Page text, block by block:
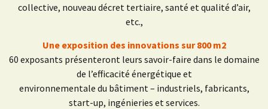
collective, nouveau décret tertiaire, santé et qualité d’air,
etc.,
Une exposition des innovations sur 800 m2
60 exposants présenteront leurs savoir-faire dans le domaine
de l’efficacité énergétique et
environnementale du bâtiment – industriels, fabricants,
start-up, ingénieries et services.